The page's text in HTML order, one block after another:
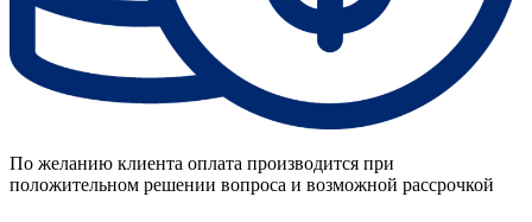
По желанию клиента оплата производится при
положительном решении вопроса и возможной рассрочкой